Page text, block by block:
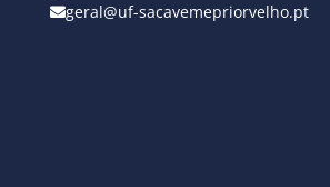
geral@uf-sacavemepriorvelho.pt